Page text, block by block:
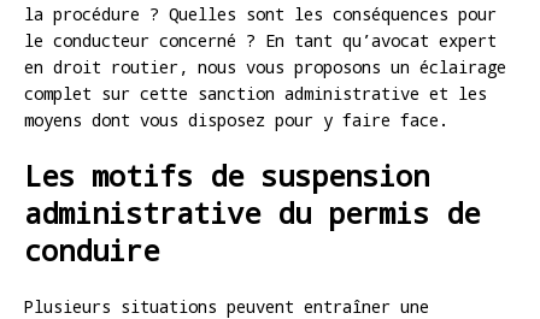
la procédure ? Quelles sont les conséquences pour
le conducteur concerné ? En tant qu’avocat expert
en droit routier, nous vous proposons un éclairage
complet sur cette sanction administrative et les
moyens dont vous disposez pour y faire face.
Les motifs de suspension
administrative du permis de
conduire
Plusieurs situations peuvent entraîner une